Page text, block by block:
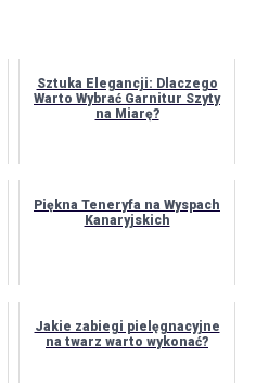
Sztuka Elegancji: Dlaczego
Warto Wybrać Garnitur Szyty
na Miarę?
Piękna Teneryfa na Wyspach
Kanaryjskich
Jakie zabiegi pielęgnacyjne
na twarz warto wykonać?